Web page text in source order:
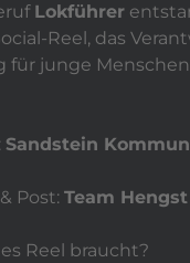
Lokführer
Reel, das
für junge
Sandstein
Post:Team
Reel braucht?